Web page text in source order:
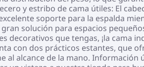
y estribo de cama útiles: El
soporte para la espalda
solución para espacios
decorativos que tengas, ¡la cama
con dos prácticos estantes, que
al alcance de la mano.